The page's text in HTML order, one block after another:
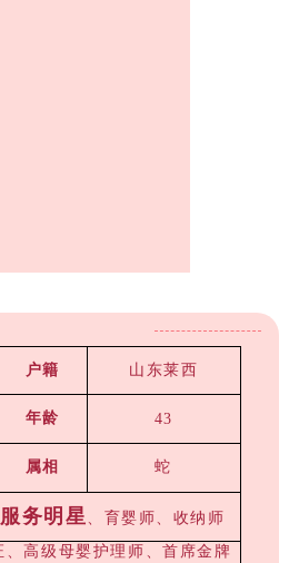
户籍 山东莱西
年龄 43
属相 蛇
务明星、育婴师、收纳师
、高级母婴护理师、首席金牌